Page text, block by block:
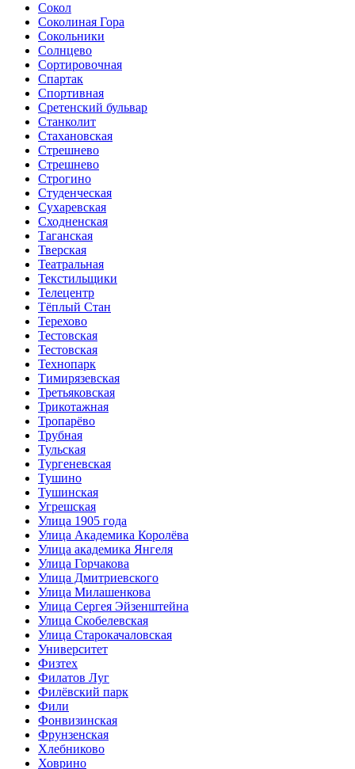
Сокол
Соколиная Гора
Сокольники
Солнцево
Сортировочная
Спартак
Спортивная
Сретенский бульвар
Станколит
Стахановская
Стрешнево
Стрешнево
Строгино
Студенческая
Сухаревская
Сходненская
Таганская
Тверская
Театральная
Текстильщики
Телецентр
Тёплый Стан
Терехово
Тестовская
Тестовская
Технопарк
Тимирязевская
Третьяковская
Трикотажная
Тропарёво
Трубная
Тульская
Тургеневская
Тушино
Тушинская
Угрешская
Улица 1905 года
Улица Академика Королёва
Улица академика Янгеля
Улица Горчакова
Улица Дмитриевского
Улица Милашенкова
Улица Сергея Эйзенштейна
Улица Скобелевская
Улица Старокачаловская
Университет
Физтех
Филатов Луг
Филёвский парк
Фили
Фонвизинская
Фрунзенская
Хлебниково
Ховрино